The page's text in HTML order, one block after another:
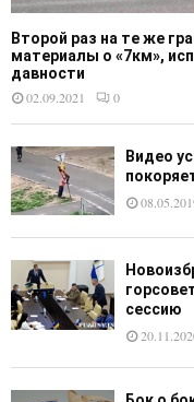
Второй раз на те же
материалы о «7км»,
давности
02.09.2021
0
Видео
сессию